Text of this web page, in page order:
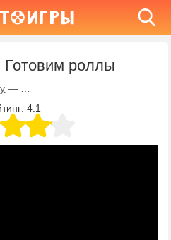
Готовим роллы
—
4.1